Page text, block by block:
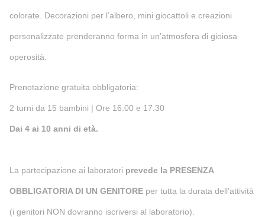
colorate. Decorazioni per l’albero, mini giocattoli e creazioni
personalizzate prenderanno forma in un’atmosfera di gioiosa
operosità.
Prenotazione gratuita obbligatoria:
2 turni da 15 bambini | Ore 16.00 e 17.30
Dai 4 ai 10 anni di età.
La partecipazione ai laboratori prevede la PRESENZA
OBBLIGATORIA DI UN GENITORE per tutta la durata dell’attività
(i genitori NON dovranno iscriversi al laboratorio).